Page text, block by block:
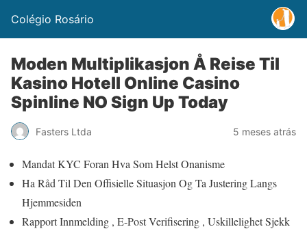
Colégio Rosário
Moden Multiplikasjon Å Reise Til
Kasino Hotell Online Casino
Spinline NO Sign Up Today
Fasters Ltda 5 meses atrás
Mandat KYC Foran Hva Som Helst Onanisme
Ha Råd Til Den Offisielle Situasjon Og Ta Justering Langs
Hjemmesiden
Rapport Innmelding , E-Post Verifisering , Uskillelighet Sjekk